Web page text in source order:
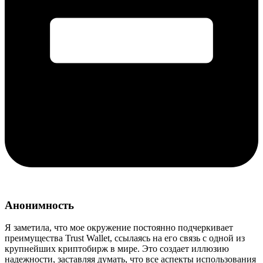
Анонимность
Я заметила, что мое окружение постоянно подчеркивает
преимущества Trust Wallet, ссылаясь на его связь с одной из
крупнейших криптобирж в мире. Это создает иллюзию
надежности, заставляя думать, что все аспекты использования